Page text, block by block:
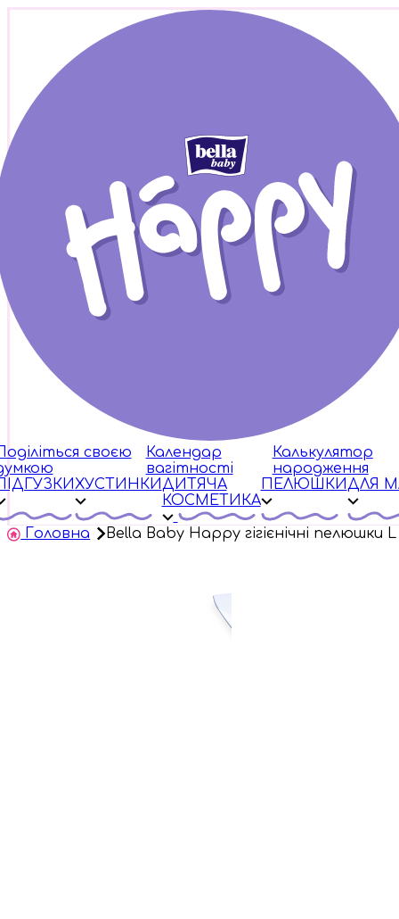
своєю
Календар
вагітності
Калькулятор
народження
ХУСТИНКИДИТЯЧА
КОСМЕТИКА
ПЕЛЮШКИДЛЯ
Головна Bella Baby Happy гігієнічні пелюшки L